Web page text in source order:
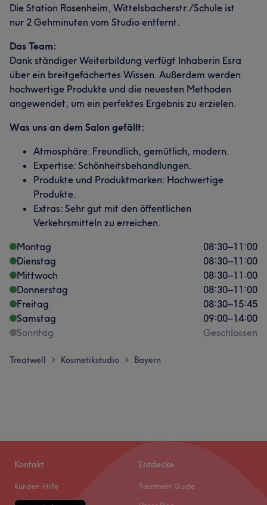
Die Station Rosenheim, Wittelsbacherstr./Schule ist
nur 2 Gehminuten vom Studio entfernt.
Das Team:
Dank ständiger Weiterbildung verfügt Inhaberin Esra
über ein breitgefächertes Wissen. Außerdem werden
hochwertige Produkte und die neuesten Methoden
angewendet, um ein perfektes Ergebnis zu erzielen.
Was uns an dem Salon gefällt:
Atmosphäre: Freundlich, gemütlich, modern.
Expertise: Schönheitsbehandlungen.
Produkte und Produktmarken: Hochwertige
Produkte.
Extras: Sehr gut mit den öffentlichen
Verkehrsmitteln zu erreichen.
Montag
08:30–11:00
Dienstag
08:30–11:00
Mittwoch
08:30–11:00
Donnerstag
08:30–11:00
Freitag
08:30–15:45
Samstag
09:00–14:00
Sonntag
Geschlossen
Treatwell > Kosmetikstudio > Bayern
Kontakt
Kunden-Hilfe
Entdecke
Treatment Guide